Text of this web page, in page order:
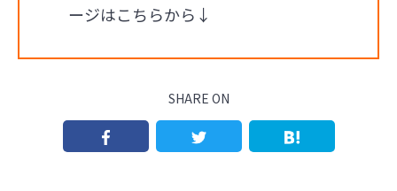
ージはこちらから↓
SHARE ON